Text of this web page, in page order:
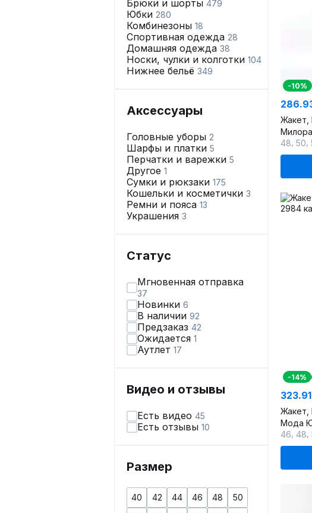
Брюки и шорты 479
Юбки 280
Комбинезоны 18
Спортивная одежда 28
Домашняя одежда 38
Носки, чулки и колготки 104
Нижнее бельё 349
Аксессуары
Головные уборы 2
Шарфы и платки 5
Перчатки и варежки 5
Другое 1
Сумки и рюкзаки 175
Кошельки и косметички 3
Ремни и пояса 13
Украшения 3
Статус
Мгновенная отправка
37
Новинки 6
В наличии 92
Предзаказ 42
Ожидается 1
Аутлет 17
Видео и отзывы
Есть видео 45
Есть отзывы 10
Размер
40 42 44 46 48
50
-10%
Жакет,
48 50
-14%
Жакет,
Мода
46 48